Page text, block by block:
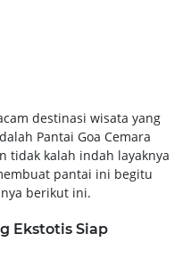
destinasi wisata yang
Pantai Goa Cemara
tidak kalah indah layaknya
pantai ini begitu
berikut ini.
Ekstotis Siap